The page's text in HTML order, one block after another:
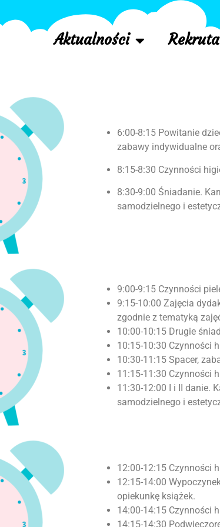
Aktualności
6:00-8:15 Powitanie
zabawy indywidualne
8:15-8:30 Czynności
8:30-9:00 Śniadanie.
samodzielnego i
9:00-9:15 Czynności
9:15-10:00 Zajęcia
zgodnie z tematyką
10:00-10:15 Drugie
10:15-10:30 Czynności
10:30-11:15 Spacer,
11:15-11:30 Czynności
11:30-12:00 I i II danie.
samodzielnego i
12:00-12:15 Czynności
12:15-14:00
opiekunkę książek.
14:00-14:15 Czynności
14:15-14:30